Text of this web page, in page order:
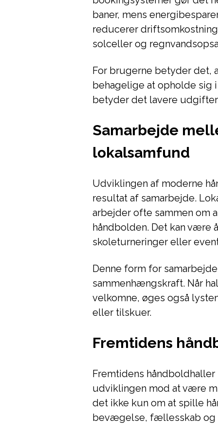
baner, mens
reducerer
solceller og
For brugerne betyder det,
behagelige at opholde sig
betyder det lavere
Samarbejde
lokalsamfund
Udviklingen af moderne
resultat af samarbejde.
arbejder ofte sammen om
håndbolden. Det kan
skoleturneringer eller
Denne form for
sammenhængskraft. Når
velkomne, øges også
eller tilskuer.
Fremtidens
Fremtidens
udviklingen mod at være
det ikke kun om at spille
bevægelse, fællesskab og